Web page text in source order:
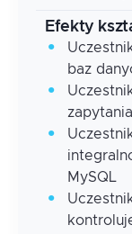
Efekty
baz
MySQL